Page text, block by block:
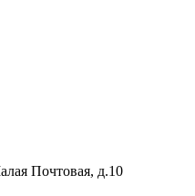
Почтовая, д.10